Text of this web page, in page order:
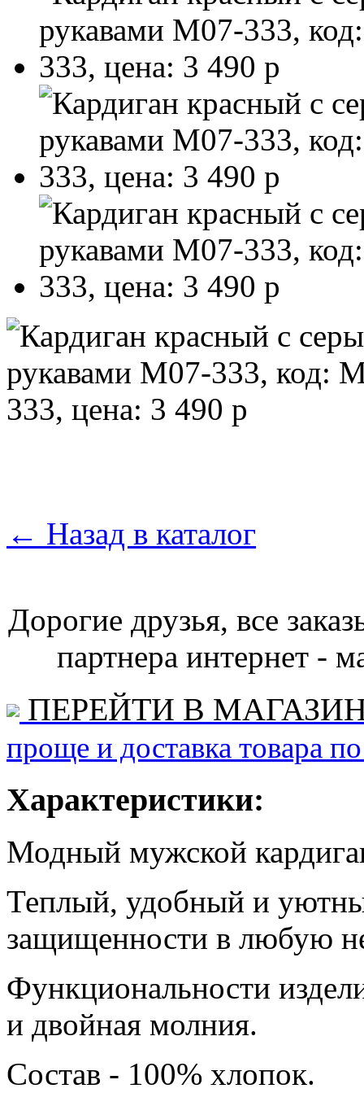
← Назад в каталог
Дорогие друзья, все
партнера интернет -
ПЕРЕЙТИ В
проще и доставка товара
Характеристики:
Модный мужской
Теплый, удобный и
защищенности в любую
Функциональности
и двойная молния.
Состав - 100% хлопок.